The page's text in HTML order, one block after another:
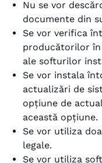
Nu se vor
documente din
Se vor verifica
producătorilor
ale softurilor
Se vor instala
actualizări de
opțiune de
această opțiune.
Se vor utiliza
legale.
Se vor utiliza